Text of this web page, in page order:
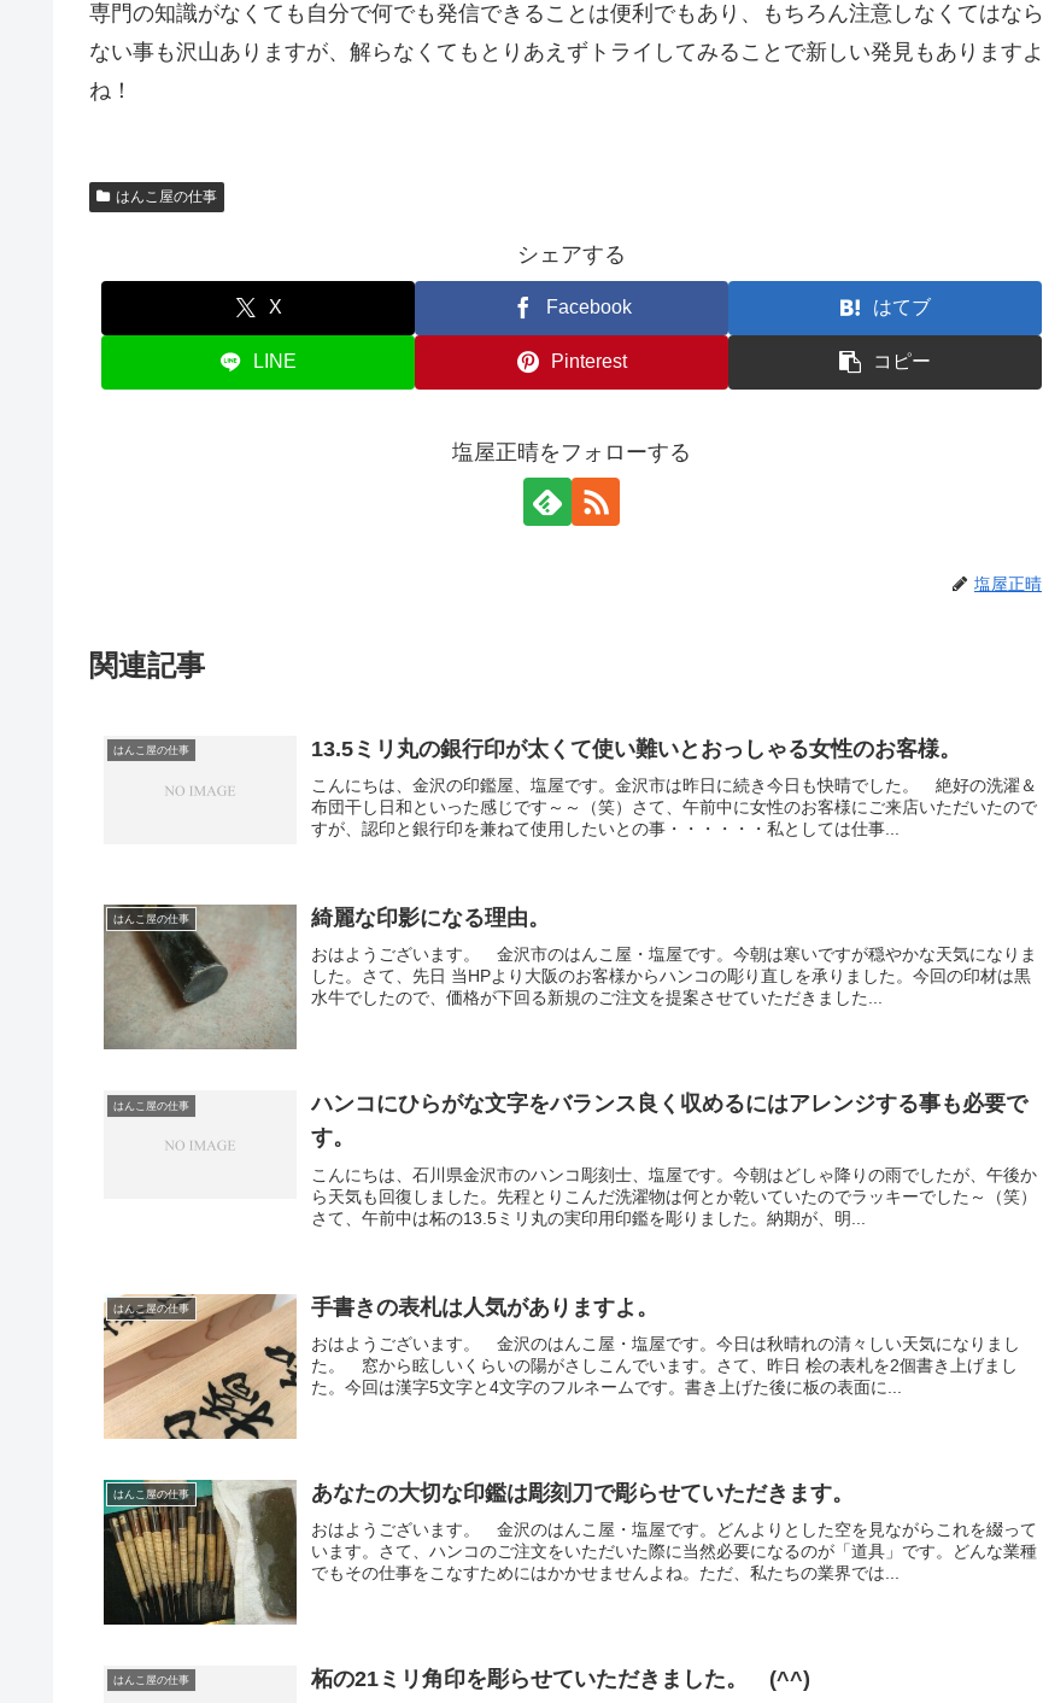
専門の知識がなくても自分で何でも発信できることは便利でもあり、もちろん注意しなくてはなら
ない事も沢山ありますが、解らなくてもとりあえずトライしてみることで新しい発見もありますよ
ね！
はんこ屋の仕事
シェアする
X Facebook はてブ
LINE Pinterest コピー
塩屋正晴をフォローする
塩屋正晴
関連記事
はんこ屋の仕事 13.5ミリ丸の銀行印が太くて使い難いとおっしゃる女性のお客様。
こんにちは、金沢の印鑑屋、塩屋です。金沢市は昨日に続き今日も快晴でした。 絶好の洗濯＆
布団干し日和といった感じです～～（笑）さて、午前中に女性のお客様にご来店いただいたので
すが、認印と銀行印を兼ねて使用したいとの事・・・・・・私としては仕事...
はんこ屋の仕事 綺麗な印影になる理由。
おはようございます。 金沢市のはんこ屋・塩屋です。今朝は寒いですが穏やかな天気になりま
した。さて、先日 当HPより大阪のお客様からハンコの彫り直しを承りました。今回の印材は黒
水牛でしたので、価格が下回る新規のご注文を提案させていただきました...
はんこ屋の仕事
ハンコにひらがな文字をバランス良く収めるにはアレンジする事も必要で
す。
こんにちは、石川県金沢市のハンコ彫刻士、塩屋です。今朝はどしゃ降りの雨でしたが、午後か
ら天気も回復しました。先程とりこんだ洗濯物は何とか乾いていたのでラッキーでした～（笑）
さて、午前中は柘の13.5ミリ丸の実印用印鑑を彫りました。納期が、明...
はんこ屋の仕事 手書きの表札は人気がありますよ。
おはようございます。 金沢のはんこ屋・塩屋です。今日は秋晴れの清々しい天気になりまし
た。 窓から眩しいくらいの陽がさしこんでいます。さて、昨日 桧の表札を2個書き上げまし
た。今回は漢字5文字と4文字のフルネームです。書き上げた後に板の表面に...
はんこ屋の仕事 あなたの大切な印鑑は彫刻刀で彫らせていただきます。
おはようございます。 金沢のはんこ屋・塩屋です。どんよりとした空を見ながらこれを綴って
います。さて、ハンコのご注文をいただいた際に当然必要になるのが「道具」です。どんな業種
でもその仕事をこなすためにはかかせませんよね。ただ、私たちの業界では...
はんこ屋の仕事 柘の21ミリ角印を彫らせていただきました。 (^^)